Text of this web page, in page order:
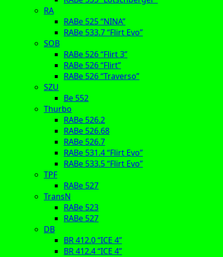
RA
RABe 525 “NINA”
RABe 533.7 “Flirt Evo”
SOB
RABe 526 “Flirt 3”
RABe 526 “Flirt”
RABe 526 “Traverso”
SZU
Be 552
Thurbo
RABe 526.2
RABe 526.68
RABe 526.7
RABe 531.4 “Flirt Evo”
RABe 533.5 “Flirt Evo”
TPF
RABe 527
TransN
RABe 523
RABe 527
DB
BR 412.0 “ICE 4”
BR 412.4 “ICE 4”